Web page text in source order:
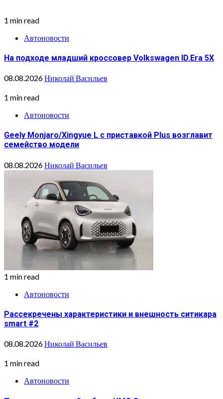
1 min read
Автоновости
На подходе младший кроссовер Volkswagen ID.Era 5X
08.08.2026Николай Васильев
1 min read
Автоновости
Geely Monjaro/Xingyue L с приставкой Plus возглавит
семейство модели
08.08.2026Николай Васильев
1 min read
Автоновости
Рассекречены характеристики и внешность ситикара
smart #2
08.08.2026Николай Васильев
1 min read
Автоновости